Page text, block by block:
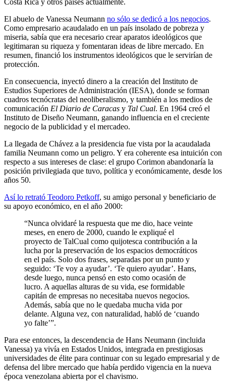
El abuelo de Vanessa Neumann no sólo se dedicó a los negocios.
Como empresario acaudalado en un país insolado de pobreza y
miseria, sabía que era necesario crear aparatos ideológicos que
legitimaran su riqueza y fomentaran ideas de libre mercado. En
resumen, financió los instrumentos ideológicos que le servirían de
protección.
En consecuencia, inyectó dinero a la creación del Instituto de
Estudios Superiores de Administración (IESA), donde se forman
cuadros tecnócratas del neoliberalismo, y también a los medios de
comunicación El Diario de Caracas y Tal Cual. En 1964 creó el
Instituto de Diseño Neumann, ganando influencia en el creciente
negocio de la publicidad y el mercadeo.
La llegada de Chávez a la presidencia fue vista por la acaudalada
familia Neumann como un peligro. Y era coherente esa intuición con
respecto a sus intereses de clase: el grupo Corimon abandonaría la
posición privilegiada que tuvo, política y económicamente, desde los
años 50.
Así lo retrató Teodoro Petkoff, su amigo personal y beneficiario de
su apoyo económico, en el año 2000:
“Nunca olvidaré la respuesta que me dio, hace veinte
meses, en enero de 2000, cuando le expliqué el
proyecto de TalCual como quijotesca contribución a la
lucha por la preservación de los espacios democráticos
en el país. Solo dos frases, separadas por un punto y
seguido: ‘Te voy a ayudar’. ‘Te quiero ayudar’. Hans,
desde luego, nunca pensó en esto como ocasión de
lucro. A aquellas alturas de su vida, ese formidable
capitán de empresas no necesitaba nuevos negocios.
Además, sabía que no le quedaba mucha vida por
delante. Alguna vez, con naturalidad, habló de ‘cuando
yo falte’”.
Para ese entonces, la descendencia de Hans Neumann (incluida
Vanessa) ya vivía en Estados Unidos, integrada en prestigiosas
universidades de élite para continuar con su legado empresarial y de
defensa del libre mercado que había perdido vigencia en la nueva
época venezolana abierta por el chavismo.